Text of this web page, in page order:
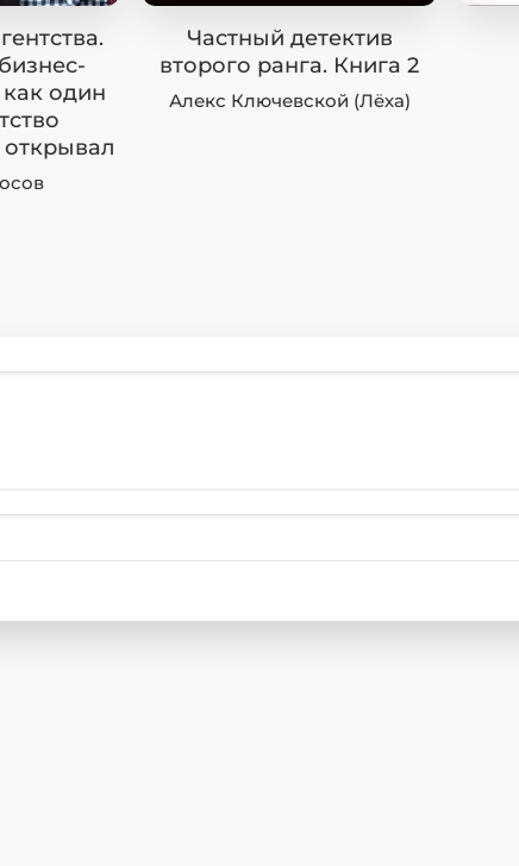
один
Частный детектив
второго ранга. Книга 2
Алекс Ключевской (Лёха)